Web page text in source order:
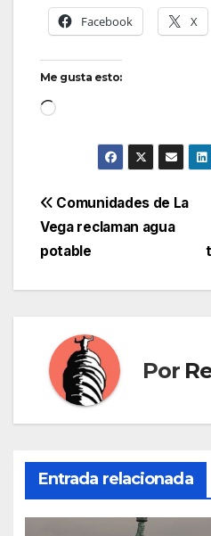
Facebook X
Me gusta esto:
Cargando...
Navegación
de
entradas
Comunidades de La
Vega reclaman agua
potable
Por
Entrada relacionada